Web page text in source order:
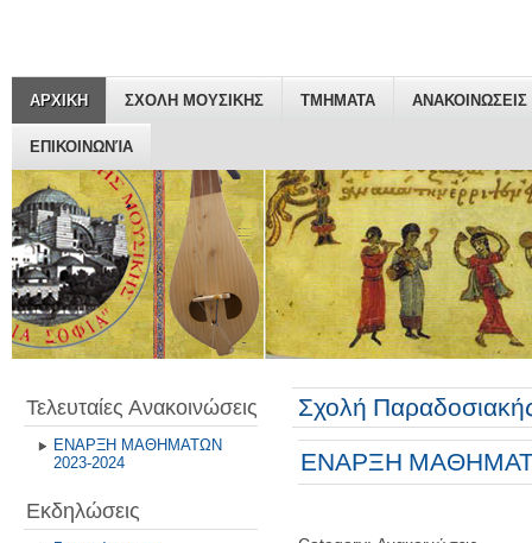
ΑΡΧΙΚΗ ΣΧΟΛΗ ΜΟΥΣΙΚΗΣ ΤΜΗΜΑΤΑ ΑΝΑΚΟΙΝΩΣΕΙΣ
ΕΠΙΚΟΙΝΩΝΊΑ
Τελευταίες Ανακοινώσεις
ΕΝΑΡΞΗ ΜΑΘΗΜΑΤΩΝ
2023-2024
Εκδηλώσεις
Σχολή
ΕΝΑΡΞΗ